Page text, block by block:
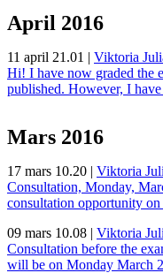
April 2016
11 april 21.01 | Viktoria
Hi! I have now graded the
published. However, I
Mars 2016
17 mars 10.20 | Viktoria
Consultation, Monday,
consultation opportunity
09 mars 10.08 | Viktoria
Consultation before the
will be on Monday March